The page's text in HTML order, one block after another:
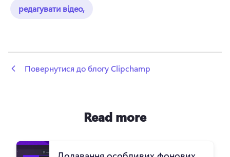
редагувати відео,
Повернутися до блогу Clipchamp
Read more